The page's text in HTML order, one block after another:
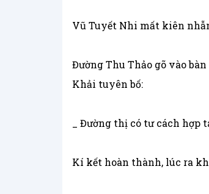
Vũ Tuyết Nhi mất kiên
Đường Thu Thảo gõ vào
Khải tuyên bố:
_ Đường thị có tư cách
Kí kết hoàn thành, lúc ra